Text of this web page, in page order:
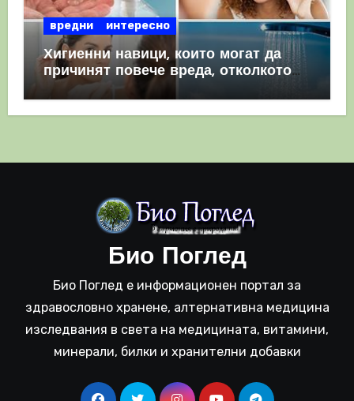
вредни интересно
Хигиенни навици, които могат да
причинят повече вреда, отколкото
полза
Био Поглед
Био Поглед е информационен портал за
здравословно хранене, алтернативна медицина
изследвания в света на медицината, витамини,
минерали, билки и хранителни добавки